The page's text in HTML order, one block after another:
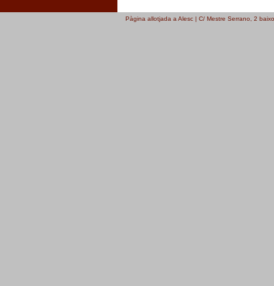
Pàgina allotjada a Alesc | C/ Mestre Serrano, 2